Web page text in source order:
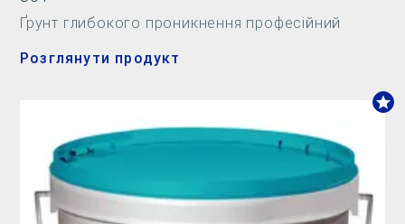
Ґрунт глибокого проникнення професійний
Розглянути продукт